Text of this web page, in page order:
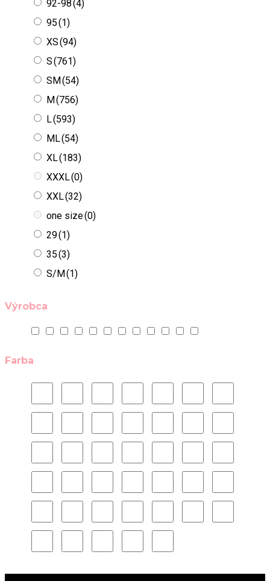
92-98(4)
95(1)
XS(94)
S(761)
SM(54)
M(756)
L(593)
ML(54)
XL(183)
XXXL(0)
XXL(32)
one size(0)
29(1)
35(3)
S/M(1)
Výrobca
Farba